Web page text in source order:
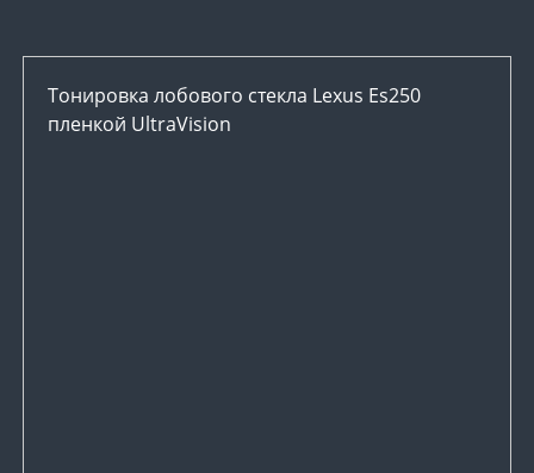
Тонировка лобового стекла Lexus Es250
пленкой UltraVision